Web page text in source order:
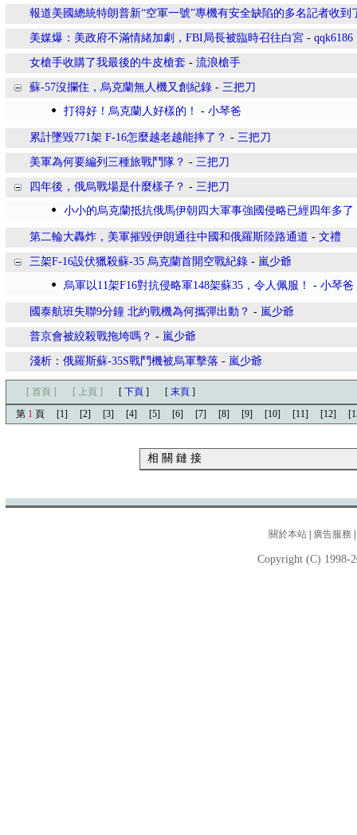
報道美國總統特朗普新“空軍一號”專機有安全缺陷的多名記者收到
美媒爆：美政府不滿情緒加劇，FBI局長被臨時召往白宮 - qqk6186
女槍手收購了我最後的牛皮槍套 - 流浪槍手
蘇-57沒攔住，烏克蘭無人機又創紀錄 - 三把刀
打得好！烏克蘭人好樣的！
- 小琴爸
累計墜毀771架 F-16怎麼越老越能摔了？ - 三把刀
美軍為何要編列三種旅戰鬥隊？ - 三把刀
四年後，俄烏戰場是什麼樣子？ - 三把刀
小小的烏克蘭抵抗俄馬伊朝四大軍事強國侵略已經四年多了
第二輪大轟炸，美軍摧毀伊朗通往中國和俄羅斯陸路通道 - 文禮
三架F-16設伏獵殺蘇-35 烏克蘭首開空戰紀錄 - 嵐少爺
烏軍以11架F16對抗侵略軍148架蘇35，令人佩服！
- 小琴爸
國泰航班失聯9分鐘 北約戰機為何攜彈出動？ - 嵐少爺
普京會被絞殺戰拖垮嗎？ - 嵐少爺
淺析：俄羅斯蘇-35S戰鬥機被烏軍擊落 - 嵐少爺
[ 首頁 ] [ 上頁 ] [ 下頁 ] [ 末頁 ]
第 1 頁 [1] [2] [3] [4] [5] [6] [7] [8] [9] [10] [11] [12]
相 關 鏈 接
關於本站 廣告服務
Copyright (C) 1998-